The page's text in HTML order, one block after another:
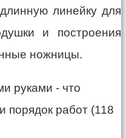
линейку для
и построения
ножницы.